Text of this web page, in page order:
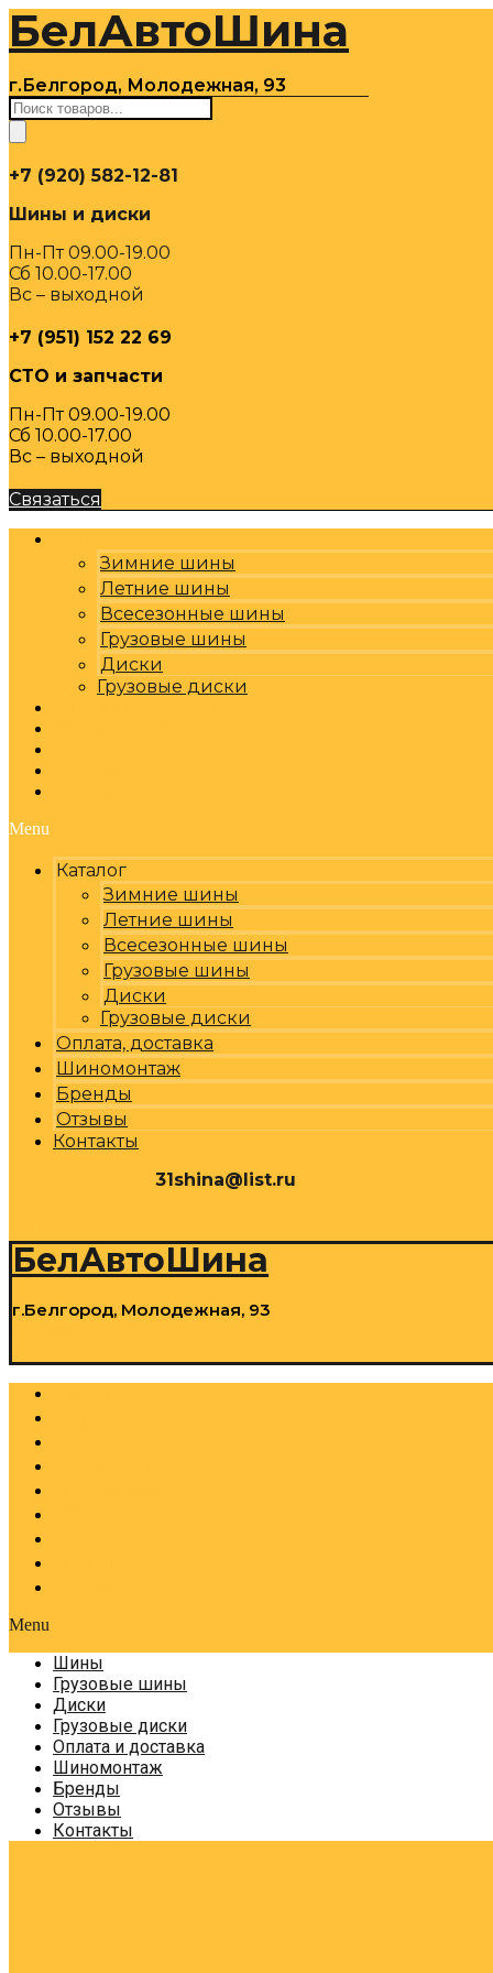
Перейти
содержимому
БелАвтоШина
г.Белгород, Молодежная, 93
Поиск
товаров
+7 (920) 582-12-81
Шины и диски
Пн-Пт 09.00-19.00
Сб 10.00-17.00
Вс – выходной
+7 (951) 152 22 69
СТО и запчасти
Пн-Пт 09.00-19.00
Сб 10.00-17.00
Вс – выходной
Связаться
Зимние шины
Летние шины
Всесезонные шины
Грузовые шины
Диски
Грузовые диски
Menu
Каталог
Зимние шины
Летние шины
Всесезонные шины
Грузовые шины
Диски
Грузовые диски
Оплата, доставка
Шиномонтаж
Бренды
Отзывы
Контакты
31shina@list.ru
БелАвтоШина
г.Белгород, Молодежная, 93
Menu
Шины
Грузовые шины
Диски
Грузовые диски
Оплата и доставка
Шиномонтаж
Бренды
Отзывы
Контакты